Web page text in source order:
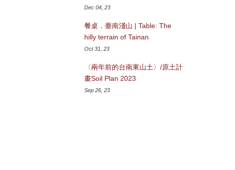
Dec 04, 23
餐桌．臺南淺山 | Table: The
hilly terrain of Tainan
Oct 31, 23
〈兩年前的台南東山土〉/原土計
畫Soil Plan 2023
Sep 26, 23